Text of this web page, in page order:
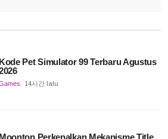
Kode Pet Simulator 99 Terbaru Agustus
14시간 lalu
Moonton Perkenalkan Mekanisme Title